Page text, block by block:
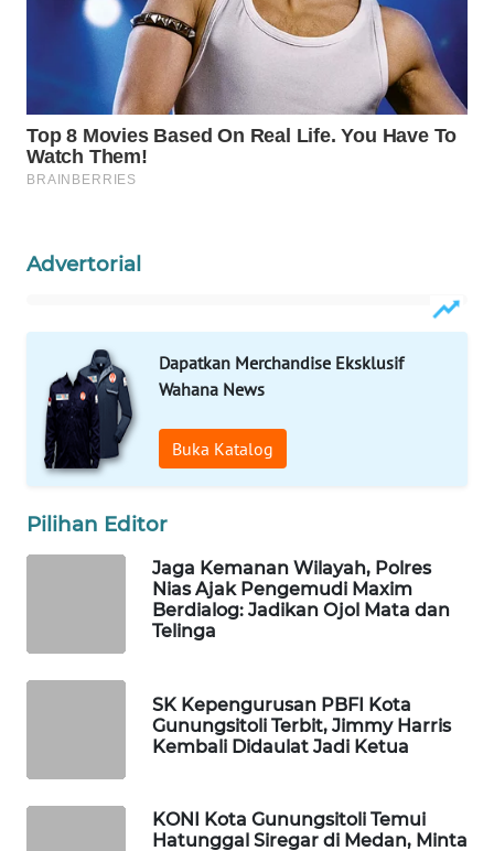
Advertorial
Dapatkan Merchandise Eksklusif
Wahana News
Buka Katalog
Pilihan Editor
Jaga Kemanan Wilayah, Polres
Nias Ajak Pengemudi Maxim
Berdialog: Jadikan Ojol Mata dan
Telinga
SK Kepengurusan PBFI Kota
Gunungsitoli Terbit, Jimmy Harris
Kembali Didaulat Jadi Ketua
KONI Kota Gunungsitoli Temui
Hatunggal Siregar di Medan, Minta
WAHANA
HEALTH
DESA
WISATA
KONSUMEN
LISTRIK
MASYARAKAT
KELISTRIKAN
WALINKI